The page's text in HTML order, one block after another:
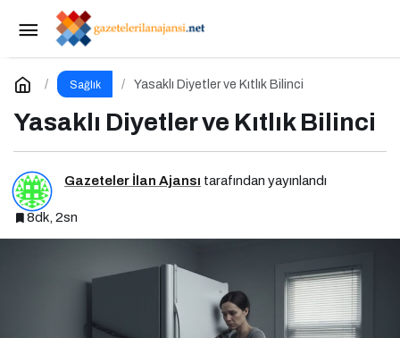
Sağlık Yasaklı Diyetler ve Kıtlık Bilinci
Yasaklı Diyetler ve Kıtlık Bilinci
Gazeteler İlan Ajansı tarafından yayınlandı
8dk, 2sn
Bir Çikolata ile Kilo Almazsın, Bir Yeşil Çayla da
Zayıflamazsın
Yorum Yap